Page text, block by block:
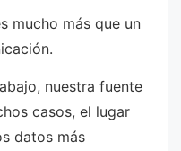
mucho más que un
nuestra fuente
casos, el lugar
datos más